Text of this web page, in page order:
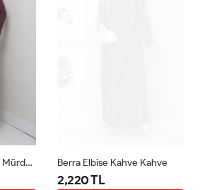
Berra Elbise Mürdüm Mürdüm Berra Elbise Kahve Kahve
2,220 TL